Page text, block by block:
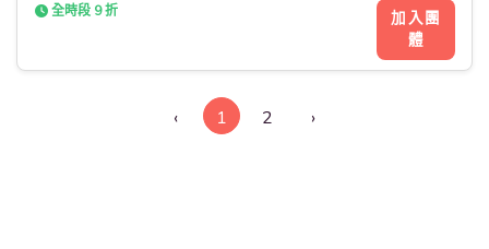
全時段 9 折
加入團
體
‹ 1 2 ›